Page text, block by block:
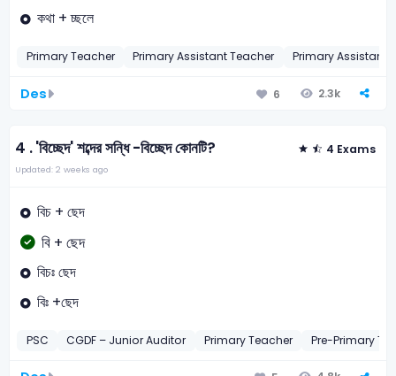
কথা + চ্ছলে
Primary Teacher Primary Assistant Teacher Primary Assistant
Des 6 2.3k
4 .'বিচ্ছেদ' শব্দের সন্ধি -বিচ্ছেদ কোনটি? 4 Exams
Updated: 2 weeks ago
বিচ + ছেদ
বি + ছেদ
বিচঃ ছেদ
বিঃ +ছেদ
PSC CGDF – Junior Auditor Primary Teacher Pre-Primary